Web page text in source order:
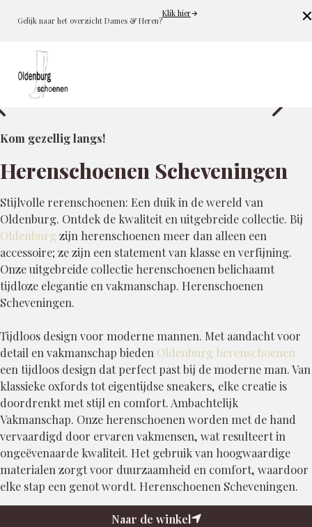
Gelijk naar het overzicht Dames & Heren?
Klik hier
Kom gezellig langs!
Herenschoenen Scheveningen
Stijlvolle rerenschoenen: Een duik in de wereld van
Oldenburg. Ontdek de kwaliteit en uitgebreide collectie. Bij
Oldenburg zijn herenschoenen meer dan alleen een
accessoire; ze zijn een statement van klasse en verfijning.
Onze uitgebreide collectie herenschoenen belichaamt
tijdloze elegantie en vakmanschap. Herenschoenen
Scheveningen.
Tijdloos design voor moderne mannen. Met aandacht voor
detail en vakmanschap bieden Oldenburg herenschoenen
een tijdloos design dat perfect past bij de moderne man. Van
klassieke oxfords tot eigentijdse sneakers, elke creatie is
doordrenkt met stijl en comfort. Ambachtelijk
Vakmanschap. Onze herenschoenen worden met de hand
vervaardigd door ervaren vakmensen, wat resulteert in
ongeëvenaarde kwaliteit. Het gebruik van hoogwaardige
materialen zorgt voor duurzaamheid en comfort, waardoor
elke stap een genot wordt. Herenschoenen Scheveningen.
Naar de winkel